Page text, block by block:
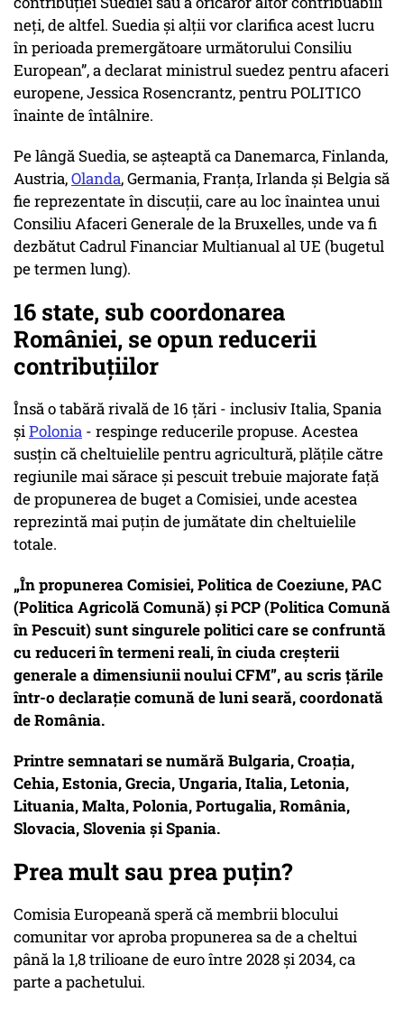
neți, de altfel. Suedia și alții vor clarifica acest lucru
în perioada premergătoare următorului Consiliu
European”, a declarat ministrul suedez pentru afaceri
europene, Jessica Rosencrantz, pentru POLITICO
înainte de întâlnire.
Pe lângă Suedia, se așteaptă ca Danemarca, Finlanda,
Austria,Olanda, Germania, Franța, Irlanda și Belgia să
fie reprezentate în discuții, care au loc înaintea unui
Consiliu Afaceri Generale de la Bruxelles, unde va fi
dezbătut Cadrul Financiar Multianual al UE (bugetul
pe termen lung).
16 state, sub coordonarea
României, se opun reducerii
contribuțiilor
Însă o tabără rivală de 16 țări - inclusiv Italia, Spania
șiPolonia - respinge reducerile propuse. Acestea
susțin că cheltuielile pentru agricultură, plățile către
regiunile mai sărace și pescuit trebuie majorate față
de propunerea de buget a Comisiei, unde acestea
reprezintă mai puțin de jumătate din cheltuielile
totale.
„În propunerea Comisiei, Politica de Coeziune, PAC
(Politica Agricolă Comună) și PCP (Politica Comună
în Pescuit) sunt singurele politici care se confruntă
cu reduceri în termeni reali, în ciuda creșterii
generale a dimensiunii noului CFM”, au scris țările
într-o declarație comună de luni seară, coordonată
de România.
Printre semnatari se numără Bulgaria, Croația,
Cehia, Estonia, Grecia, Ungaria, Italia, Letonia,
Lituania, Malta, Polonia, Portugalia, România,
Slovacia, Slovenia și Spania.
Prea mult sau prea puțin?
Comisia Europeană speră că membrii blocului
comunitar vor aproba propunerea sa de a cheltui
până la 1,8 trilioane de euro între 2028 și 2034, ca
parte a pachetului.